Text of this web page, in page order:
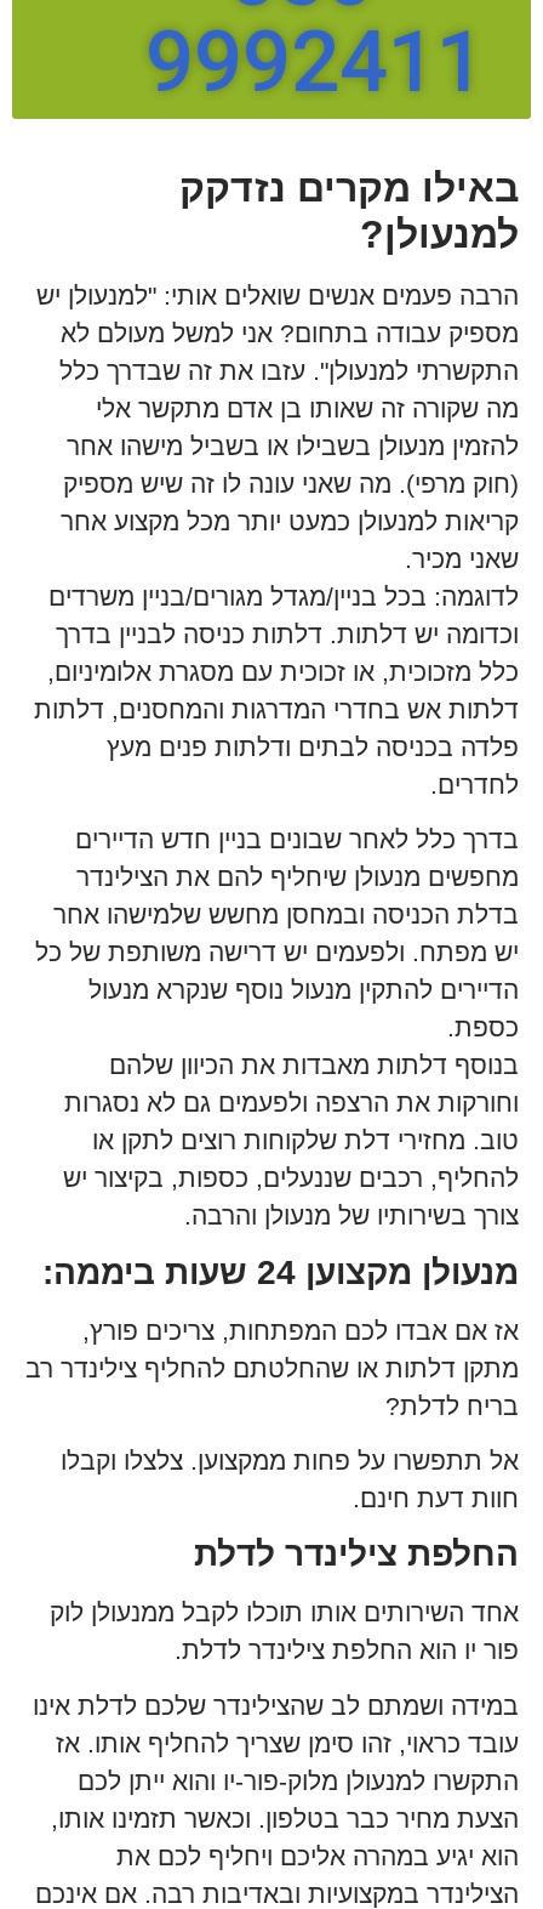
9992411
באילו מקרים נזדקק
למנעולן?
הרבה פעמים אנשים שואלים אותי: "למנעולן יש
מספיק עבודה בתחום? אני למשל מעולם לא
התקשרתי למנעולן". עזבו את זה שבדרך כלל
מה שקורה זה שאותו בן אדם מתקשר אלי
להזמין מנעולן בשבילו או בשביל מישהו אחר
(חוק מרפי). מה שאני עונה לו זה שיש מספיק
קריאות למנעולן כמעט יותר מכל מקצוע אחר
שאני מכיר.
לדוגמה: בכל בניין/מגדל מגורים/בניין משרדים
וכדומה יש דלתות. דלתות כניסה לבניין בדרך
כלל מזכוכית, או זכוכית עם מסגרת אלומיניום,
דלתות אש בחדרי המדרגות והמחסנים, דלתות
פלדה בכניסה לבתים ודלתות פנים מעץ
לחדרים.
בדרך כלל לאחר שבונים בניין חדש הדיירים
מחפשים מנעולן שיחליף להם את הצילינדר
בדלת הכניסה ובמחסן מחשש שלמישהו אחר
יש מפתח. ולפעמים יש דרישה משותפת של כל
הדיירים להתקין מנעול נוסף שנקרא מנעול
כספת.
בנוסף דלתות מאבדות את הכיוון שלהם
וחורקות את הרצפה ולפעמים גם לא נסגרות
טוב. מחזירי דלת שלקוחות רוצים לתקן או
להחליף, רכבים שננעלים, כספות, בקיצור יש
צורך בשירותיו של מנעולן והרבה.
מנעולן מקצוען 24 שעות ביממה:
אז אם אבדו לכם המפתחות, צריכים פורץ,
מתקן דלתות או שהחלטתם להחליף צילינדר רב
בריח לדלת?
אל תתפשרו על פחות ממקצוען. צלצלו וקבלו
חוות דעת חינם.
החלפת צילינדר לדלת
אחד השירותים אותו תוכלו לקבל ממנעולן לוק
פור יו הוא החלפת צילינדר לדלת.
במידה ושמתם לב שהצילינדר שלכם לדלת אינו
עובד כראוי, זהו סימן שצריך להחליף אותו. אז
התקשרו למנעולן מלוק-פור-יו והוא ייתן לכם
הצעת מחיר כבר בטלפון. וכאשר תזמינו אותו,
הוא יגיע במהרה אליכם ויחליף לכם את
הצילינדר במקצועיות ובאדיבות רבה. אם אינכם